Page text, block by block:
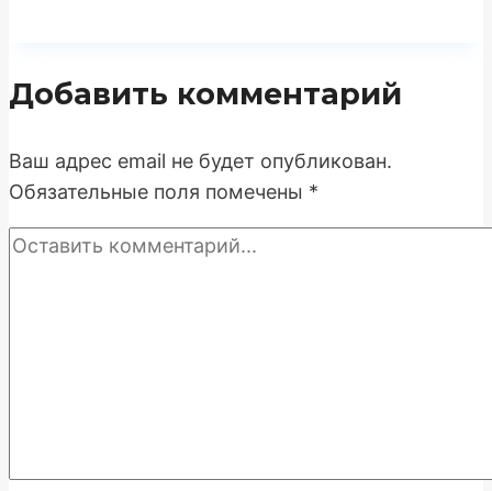
Полное
по
скорости
релевантности
Добавить комментарий
Ваш адрес email не будет опубликован.
Обязательные поля помечены *